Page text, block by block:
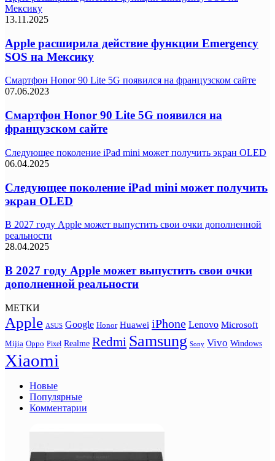
Мексику
13.11.2025
Apple расширила действие функции Emergency
SOS на Мексику
Смартфон Honor 90 Lite 5G появился на французском сайте
07.06.2023
Смартфон Honor 90 Lite 5G появился на
французском сайте
Следующее поколение iPad mini может получить экран OLED
06.04.2025
Следующее поколение iPad mini может получить
экран OLED
В 2027 году Apple может выпустить свои очки дополненной
реальности
28.04.2025
В 2027 году Apple может выпустить свои очки
дополненной реальности
МЕТКИ
Apple ASUS Google Honor Huawei iPhone Lenovo Microsoft
Mijia Oppo Pixel Realme Redmi Samsung Sony Vivo Windows
Xiaomi
Новые
Популярные
Комментарии